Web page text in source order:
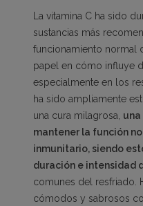
La vitamina C ha sido
sustancias más
funcionamiento normal
papel en cómo influye
especialmente en los
ha sido ampliamente
una cura milagrosa,
mantener la función
inmunitario, siendo
duración e intensidad
comunes del resfriado.
cómodos y sabrosos